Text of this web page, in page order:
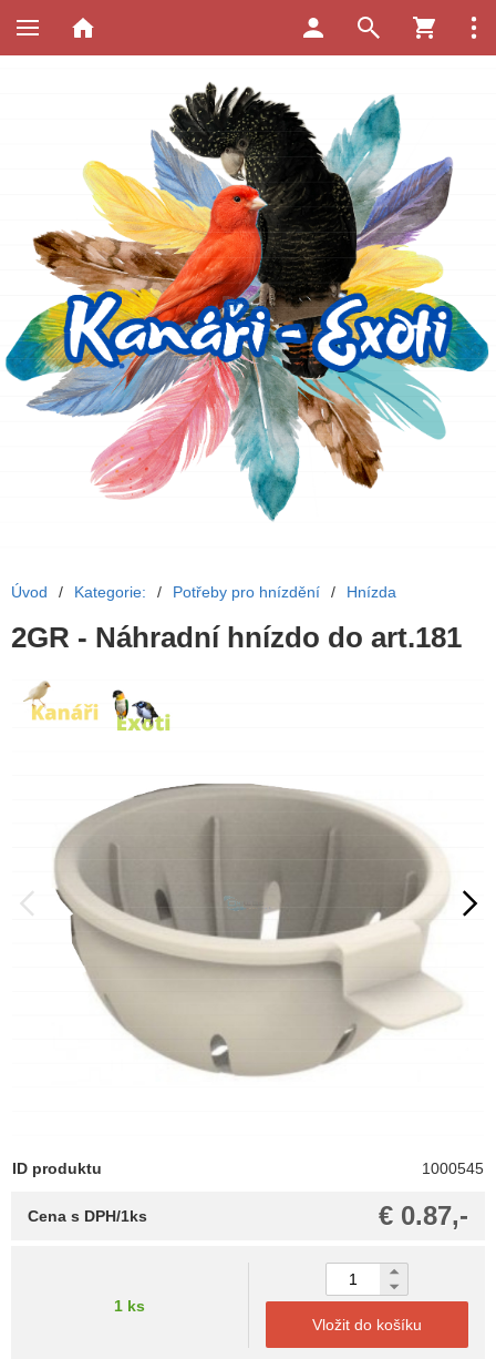
Úvod / Kategorie: / Potřeby pro hnízdění / Hnízda
2GR - Náhradní hnízdo do art.181
ID produktu 1000545
€ 0.87,-
Cena s DPH/1ks
1 ks
Vložit do košíku